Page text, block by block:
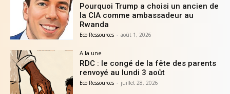
Pourquoi Trump a choisi un ancien de
la CIA comme ambassadeur au
Rwanda
Eco Ressources - août 1, 2026
A la une
RDC : le congé de la fête des parents
renvoyé au lundi 3 août
Eco Ressources - juillet 28, 2026